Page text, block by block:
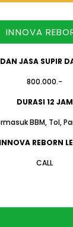
INNOVA
JASA SUPIR
800.000.-
DURASI 12 JAM
BBM, Tol,
REBORN
CALL